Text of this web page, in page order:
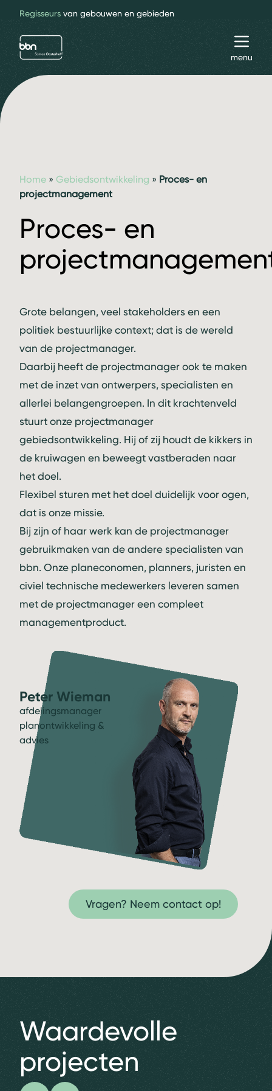
Regisseurs van gebouwen en gebieden
bbn adviseurs
menu
Home » Gebiedsontwikkeling » Proces- en
projectmanagement
Proces- en
Grote belangen, veel stakeholders en een
politiek bestuurlijke context; dat is de wereld
van de projectmanager.
Daarbij heeft de projectmanager ook te maken
met de inzet van ontwerpers, specialisten en
allerlei belangengroepen. In dit krachtenveld
stuurt onze projectmanager
gebiedsontwikkeling. Hij of zij houdt de kikkers in
de kruiwagen en beweegt vastberaden naar
het doel.
Flexibel sturen met het doel duidelijk voor ogen,
dat is onze missie.
Bij zijn of haar werk kan de projectmanager
gebruikmaken van de andere specialisten van
bbn. Onze planeconomen, planners, juristen en
civiel technische medewerkers leveren samen
met de projectmanager een compleet
managementproduct.
Peter Wieman
afdelingsmanager
planontwikkeling &
advies
Vragen? Neem contact op!
Waardevolle
projecten